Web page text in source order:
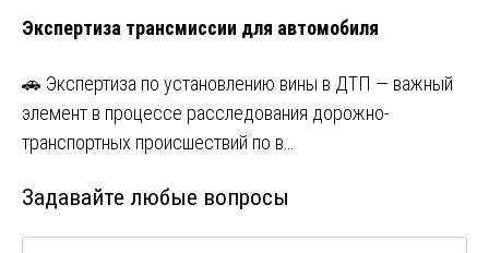
Экспертиза трансмиссии для автомобиля
🚗 Экспертиза по установлению вины в ДТП — важный
элемент в процессе расследования дорожно-
транспортных происшествий по в…
Задавайте любые вопросы